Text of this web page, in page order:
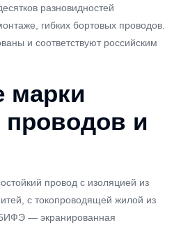
разновидностей
гибких бортовых проводов.
и соответствуют российским
марки
и
провод с изоляцией из
с токопроводящей жилой из
— экранированная